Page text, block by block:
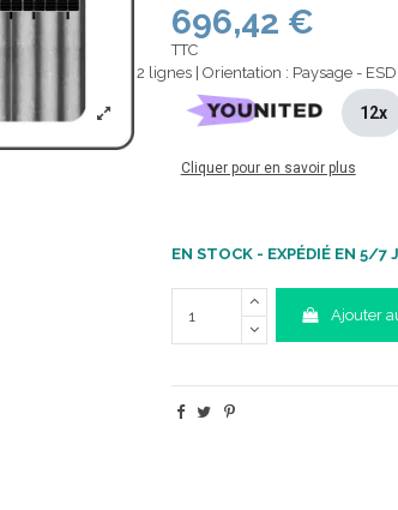
696,42 €
TTC
12x
Cliquer pour en savoir plus
EN STOCK - EXPÉDIÉ EN 5/7
Ajouter